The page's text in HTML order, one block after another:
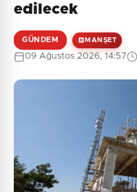
edilecek
GÜNDEM MANŞET
09 Ağustos 2026, 14:57